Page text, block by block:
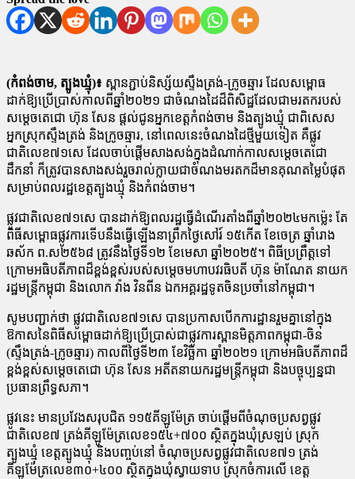
(កំពង់ចាម, ត្បូងឃ្មុំ)៖ ស្ពានភ្ជាប់និស្ស័យស្ទឹងត្រង់-ក្រូចឆ្មារ ដែល​សម្ពោធ​​
ដាក់ឱ្យប្រើប្រាស់កាលពីឆ្នាំ២០២១ ជាចំណងដៃដ៏ពិសិដ្ឋ​ដែល​ជាមរតករបស់
សម្តេចតេជោ ហ៊ុន សែន ផ្តល់ជូនអ្នកខេត្តកំពង់ចាម និង​ត្បូងឃ្មុំ ជាពិសេស
អ្នកស្រុកស្ទឹងត្រង់ និង​ក្រូចឆ្មារ, នៅពេលនេះចំណង​ដៃថ្មីមួយទៀត គឺផ្លូវ
ជាតិលេខ៧១សេ ដែលចាប់ផ្តើមសាងសង់ក្នុង​ដំណាក់​កាលសម្តេចតេជោ
ដឹកនាំ ក៏ត្រូវបានសាងសង់រួចរាល់ក្លាយ​ជា​ចំណងមរតកដ៏មានគុណតម្លៃបំផុត
សម្រាប់ពលរដ្ឋខេត្តត្បូងឃ្មុំ និង​កំពង់​ចាម។
ផ្លូវជាតិលេខ៧១សេ បានដាក់ឱ្យពលរដ្ឋធ្វើដំណើរតាំងពីឆ្នាំ២០២៤មក​ម្ល៉េះ តែ
ពិធីសម្ពោធផ្លូវការទើបនឹងធ្វើឡើងនាព្រឹកថ្ងៃសៅរ៍ ១៥កើត ខែ​ចេត្រ ឆ្នាំរោង
ឆស័ក ព.ស២៥៦៨ ត្រូវនឹងថ្ងៃទី១២ ខែមេសា ឆ្នាំ​២០២៥។ ពិធីប្រព្រឹត្តទៅ
ក្រោមអធិបតីភាពដ៏ខ្ពង់ខ្ពស់របស់សម្តេច​មហាបវរធិបតី ហ៊ុន ម៉ាណែត នាយក
រដ្ឋមន្ត្រីកម្ពុជា និងលោក វ៉ាង វិនពីន ឯកអគ្គរដ្ឋទូតចិនប្រចាំនៅកម្ពុជា។
សូមបញ្ជាក់ថា ផ្លូវជាតិលេខ៧១សេ បានប្រកាសបើកការដ្ឋាន​រួមគ្នា​នៅ​ក្នុង
ឱកាសនៃពិធីសម្ពោធដាក់ឱ្យប្រើប្រាស់ជាផ្លូវការស្ពានមិត្តភាពកម្ពុជា-ចិន
(ស្ទឹងត្រង់-ក្រូចឆ្មារ) កាលពីថ្ងៃទី២៣ ខែវិច្ឆិកា ឆ្នាំ២០២១ ក្រោម​អធិប​តីភាពដ៏
ខ្ពង់ខ្ពស់សម្ដេចតេជោ ហ៊ុន សែន អតីតនាយករដ្ឋមន្ត្រី​កម្ពុជា និងបច្ចុប្បន្នជា
ប្រធានព្រឹទ្ធសភា។
ផ្លូវនេះ មានប្រវែងសរុបជិត ១១៥គីឡូម៉ែត្រ ចាប់ផ្តើមពីចំណុចប្រសព្វ​ផ្លូវ​
ជាតិលេខ៧ ត្រង់គីឡូម៉ែត្រលេខ១៥៤+៧០០ ស្ថិតក្នុងឃុំស្រឡប់ ស្រុក
ត្បូងឃ្មុំ ខេត្តត្បូងឃ្មុំ និងបញ្ចប់នៅ ចំណុចប្រសព្វផ្លូវជាតិ​លេខ​៧១ ត្រង់
គីឡូម៉ែត្រលេខ៣០+៤០០ ស្ថិតក្នុងឃុំស្វាយទាប ស្រុក​ចំការ​លើ ខេត្ត